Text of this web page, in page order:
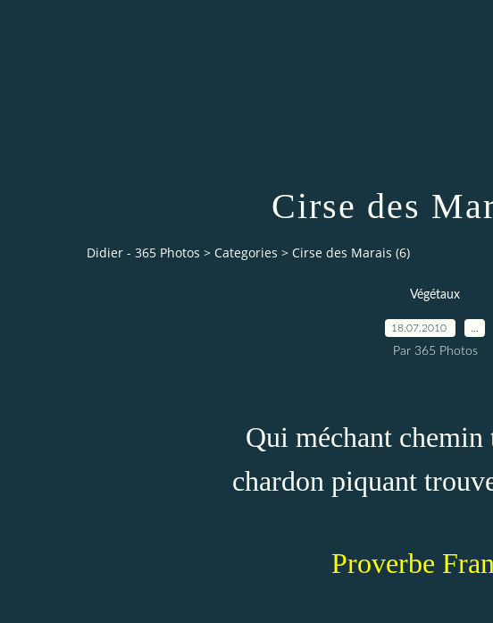
Cirse des
Didier - 365 Photos > Categories > Cirse des Marais (6)
Végétaux
18.07.2010
Par 365 Photos
Qui méchant chemin
chardon piquant
Proverbe